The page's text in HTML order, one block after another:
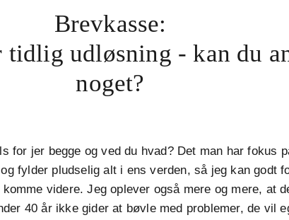
Brevkasse:
tidlig udløsning - kan du
noget?
for jer begge og ved du hvad? Det man har fokus
fylder pludselig alt i ens verden, så jeg kan godt
videre. Jeg oplever også mere og mere, at
40 år ikke gider at bøvle med problemer, de vil